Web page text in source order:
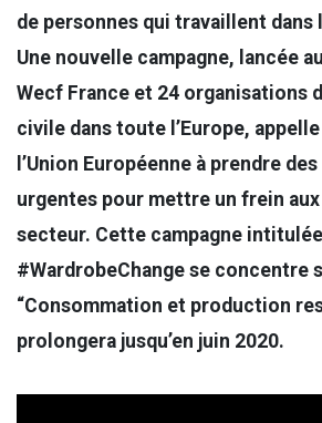
de personnes qui travaillent dans
Une nouvelle campagne, lancée
Wecf France et 24 organisations
civile dans toute l’Europe,
l’Union Européenne à prendre
urgentes pour mettre un frein
secteur. Cette campagne intitulée
#WardrobeChange se concentre
“Consommation et production
prolongera jusqu’en juin 2020.